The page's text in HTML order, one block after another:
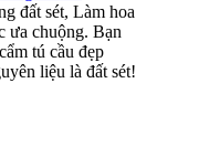
đất sét, Làm hoa
ưa chuộng. Bạn
tú cầu đẹp
liệu là đất sét!